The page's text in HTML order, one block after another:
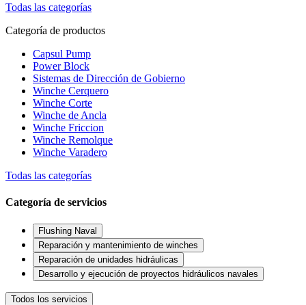
Todas las categorías
Categoría de productos
Capsul Pump
Power Block
Sistemas de Dirección de Gobierno
Winche Cerquero
Winche Corte
Winche de Ancla
Winche Friccion
Winche Remolque
Winche Varadero
Todas las categorías
Categoría de servicios
Flushing Naval
Reparación y mantenimiento de winches
Reparación de unidades hidráulicas
Desarrollo y ejecución de proyectos hidráulicos navales
Todos los servicios